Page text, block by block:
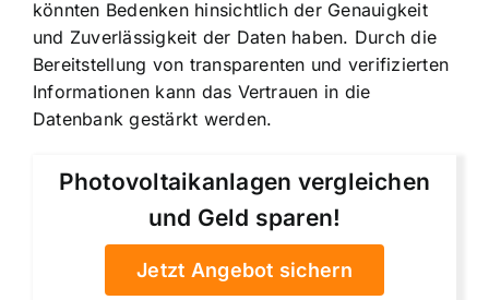
könnten Bedenken hinsichtlich der Genauigkeit
und Zuverlässigkeit der Daten haben. Durch die
Bereitstellung von transparenten und verifizierten
Informationen kann das Vertrauen in die
Datenbank gestärkt werden.
Photovoltaikanlagen vergleichen
und Geld sparen!
Jetzt Angebot sichern